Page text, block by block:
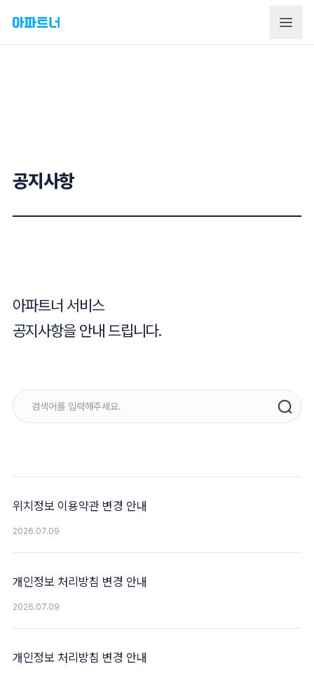
공지사항
아파트너 서비스
공지사항을 안내 드립니다.
위치정보 이용약관 변경 안내
2026.07.09
개인정보 처리방침 변경 안내
2026.07.09
개인정보 처리방침 변경 안내